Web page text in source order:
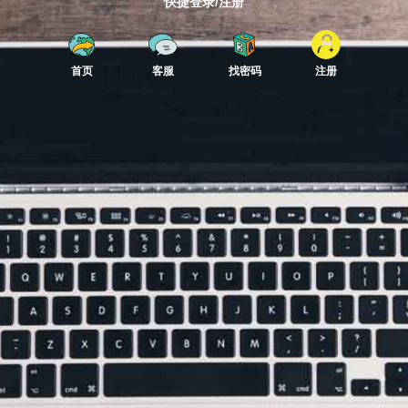
首页 客服 找密码 注册